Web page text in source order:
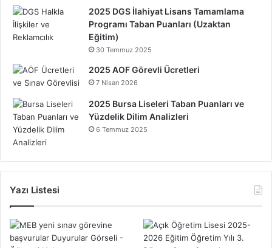
2025 DGS İlahiyat Lisans Tamamlama
Programı Taban Puanları (Uzaktan
Eğitim)
30 Temmuz 2025
2025 AOF Görevli Ücretleri
7 Nisan 2026
2025 Bursa Liseleri Taban Puanları ve
Yüzdelik Dilim Analizleri
6 Temmuz 2025
Yazı Listesi